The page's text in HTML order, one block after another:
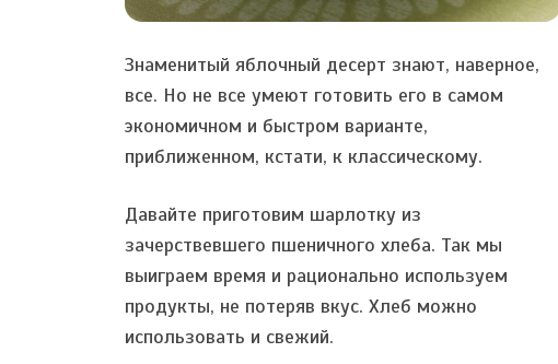
Знаменитый яблочный десерт знают, наверное,
все. Но не все умеют готовить его в самом
экономичном и быстром варианте,
приближенном, кстати, к классическому.
Давайте приготовим шарлотку из
зачерствевшего пшеничного хлеба. Так мы
выиграем время и рационально используем
продукты, не потеряв вкус. Хлеб можно
использовать и свежий.